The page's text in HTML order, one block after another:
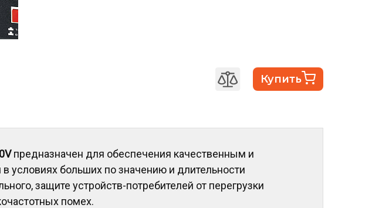
Купить
предназначен для обеспечения качественным и
условиях больших по значению и длительности
защите устройств-потребителей от перегрузки
помех.